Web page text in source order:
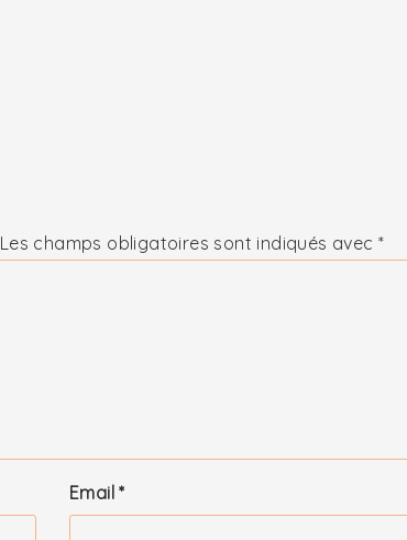
Les champs obligatoires sont indiqués avec*
Email*